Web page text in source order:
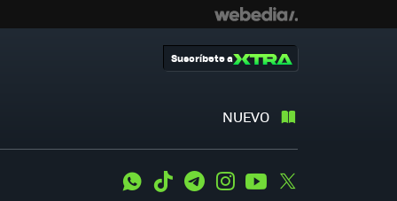
NUEVO
Suscríbete a
WhatsApp
Tiktok TelegramInstagramYoutube